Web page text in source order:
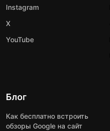
Instagram
X
YouTube
Блог
Как бесплатно встроить
обзоры Google на сайт